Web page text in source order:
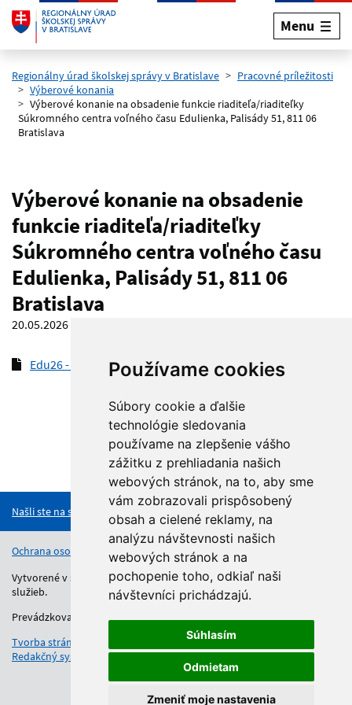
Používame cookies
Súbory cookie a ďalšie
technológie sledovania
používame na zlepšenie vášho
zážitku z prehliadania našich
webových stránok, na to, aby sme
vám zobrazovali prispôsobený
obsah a cielené reklamy, na
analýzu návštevnosti našich
webových stránok a na
pochopenie toho, odkiaľ naši
návštevníci prichádzajú.
Súhlasím
Odmietam
Zmeniť moje nastavenia
Preskočiť na hlavný obsah
Menu
Regionálny úrad školskej správy v Bratislave
Pracovné príležitosti
Výberové konania
Výberové konanie na obsadenie funkcie riaditeľa/riaditeľky
Súkromného centra voľného času Edulienka, Palisády 51, 811 06
Bratislava
Výberové konanie na obsadenie
funkcie riaditeľa/riaditeľky
Súkromného centra voľného času
Edulienka, Palisády 51, 811 06
Bratislava
20.05.2026
Edu26 - VyK - SCVČ - 5_26 (pdf, 123.8 kB)
Hore
Našli ste na stránke chybu?
Ochrana osobných údajov Vyhlásenie o prístupnosti
Vytvorené v súlade s Jednotným dizajn manuálom elektronických
služieb.
Prevádzkovateľom služby je Regionálny úrad školskej správy.
Tvorba stránok
Redakčný systém
: SysCom